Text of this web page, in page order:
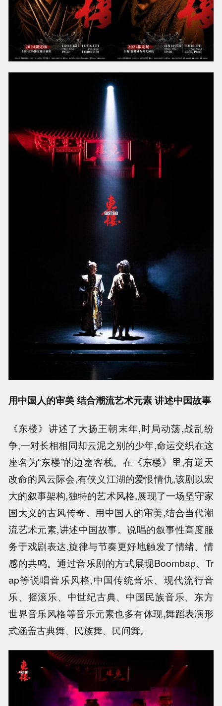
用中国人的审美 结合潮流艺术元素 讲述中国故事
《东楼》讲述了大扬王朝末年,时局动荡,战乱纷
争,一对长相相同却云泥之别的少年,命运交织在这
座名为“东楼”的边塞客栈。在《东楼》里,有逆天
改命的风云际会,有侠义江湖的爱恨情仇,该剧以宏
大的叙事架构,独特的艺术风格,展现了一场坚守家
国大义的古风传奇。用中国人的审美,结合当代潮
流艺术元素,讲述中国故事。说唱的叙事性高度服
务于戏剧表达,旋律与节奏更好地触发了情绪、情
感的共鸣。通过音乐剧的方式展现Boombap、Tr
ap等说唱音乐风格,中国传统音乐、现代流行音
乐、摇滚乐、中世纪古典、中国民族音乐、东方
世界音乐风格等音乐元素也多有体现,舞蹈表演形
式涵盖古典舞、民族舞、民间舞。